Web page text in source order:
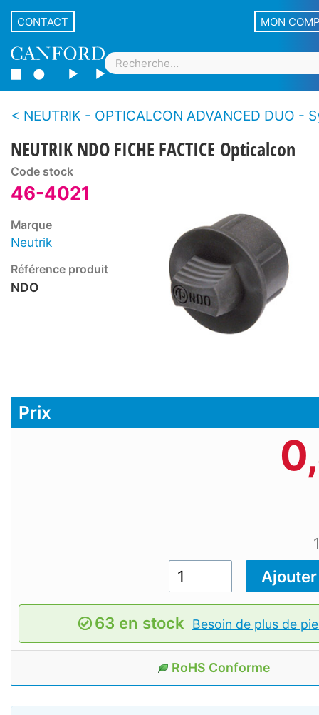
CONTACT MON
NEUTRIK - OPTICALCON ADVANCED DUO - Système de connecteurs fibre optique renforcé
NEUTRIK NDO FICHE FACTICE Opticalcon
Code stock
46-4021
Marque
Neutrik
Référence produit
NDO
Prix
63 en stock Besoin de plus de
RoHS Conforme